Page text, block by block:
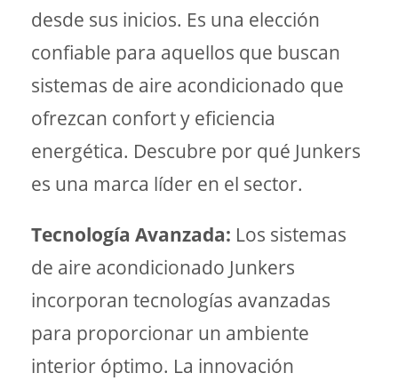
desde sus inicios. Es una elección
confiable para aquellos que buscan
sistemas de aire acondicionado que
ofrezcan confort y eficiencia
energética. Descubre por qué Junkers
es una marca líder en el sector.
Tecnología Avanzada: Los sistemas
de aire acondicionado Junkers
incorporan tecnologías avanzadas
para proporcionar un ambiente
interior óptimo. La innovación